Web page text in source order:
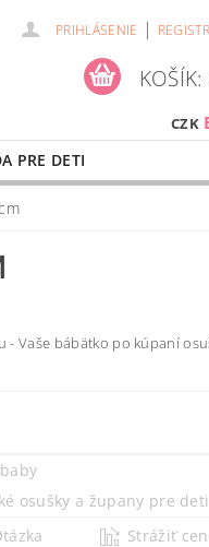
PRIHLÁSENIE |
CZK
KOŠÍK:
PRE DETI
- Vaše bábätko po kúpaní
osušky a župany pre deti
Strážiť